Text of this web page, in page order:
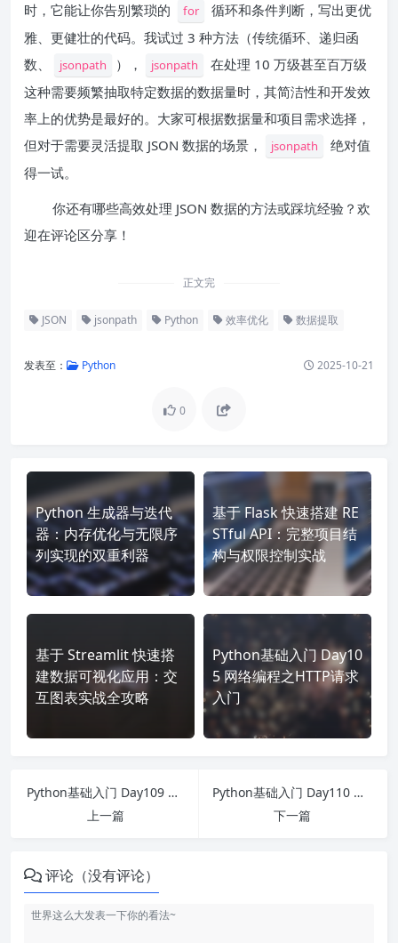
时，它能让你告别繁琐的
for
循环和条件判断，写出更优
雅、更健壮的代码。我试过 3 种方法（传统循环、递归函
数、
jsonpath ）， jsonpath
在处理 10 万级甚至百万级
这种需要频繁抽取特定数据的数据量时，其简洁性和开发效
率上的优势是最好的。大家可根据数据量和项目需求选择，
但对于需要灵活提取 JSON 数据的场景，
jsonpath
绝对值
得一试。
你还有哪些高效处理 JSON 数据的方法或踩坑经验？欢
迎在评论区分享！
正文完
JSON jsonpath Python 效率优化 数据提取
发表至： Python 2025-10-21
0
Python 生成器与迭代
器：内存优化与无限序
列实现的双重利器
基于 Flask 快速搭建 RE
STful API：完整项目结
构与权限控制实战
基于 Streamlit 快速搭
建数据可视化应用：交
互图表实战全攻略
Python基础入门 Day10
5 网络编程之HTTP请求
入门
Python基础入门 Day109 构建你的第一个网页爬虫
上一篇
Python基础入门 Day110 正则表达式中的分组与反向引用
下一篇
评论（没有评论）